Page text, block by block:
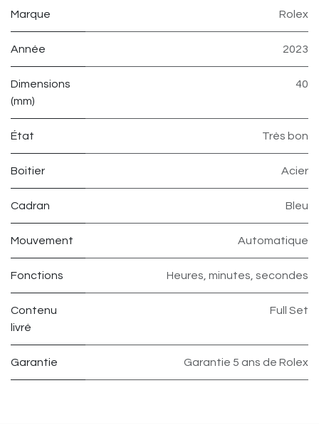
Marque Rolex
Année 2023
Dimensions
(mm)
40
État Très bon
Boitier Acier
Cadran Bleu
Mouvement Automatique
Fonctions Heures, minutes, secondes
Contenu
livré
Full Set
Garantie Garantie 5 ans de Rolex